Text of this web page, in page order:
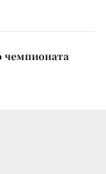
чемпионата